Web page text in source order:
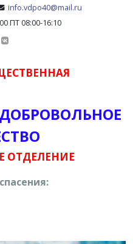
info.vdpo40@mail.ru
ПТ 08:00-16:10
ОТДЕЛЕНИЕ